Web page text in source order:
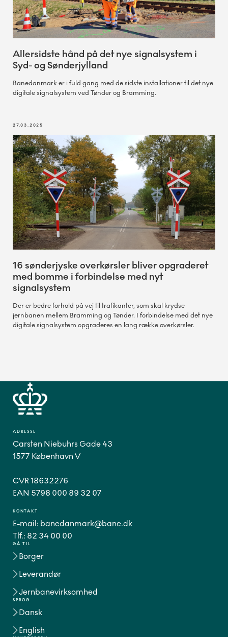
Allersidste hånd på det nye signalsystem i
Syd- og Sønderjylland
Banedanmark er i fuld gang med de sidste installationer til det nye
digitale signalsystem ved Tønder og Bramming.
27.03.2025
16 sønderjyske overkørsler bliver opgraderet
med bomme i forbindelse med nyt
signalsystem
Der er bedre forhold på vej til trafikanter, som skal krydse
jernbanen mellem Bramming og Tønder. I forbindelse med det nye
digitale signalsystem opgraderes en lang række overkørsler.
GÅ TIL
Borger
Leverandør
Jernbanevirksomhed
SPROG
Dansk
English
ADRESSE
Carsten Niebuhrs Gade 43
1577 København V
CVR 18632276
EAN 5798 000 89 32 07
KONTAKT
E-mail: banedanmark@bane.dk
Tlf.: 82 34 00 00